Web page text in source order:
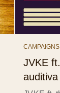
CAMPAIGNS
JVKE